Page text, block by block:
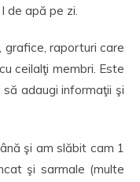
de apă pe zi.
grafice, raporturi care
ceilalţi membri. Este
adaugi informaţii şi
şi am slăbit cam 1
şi sarmale (multe